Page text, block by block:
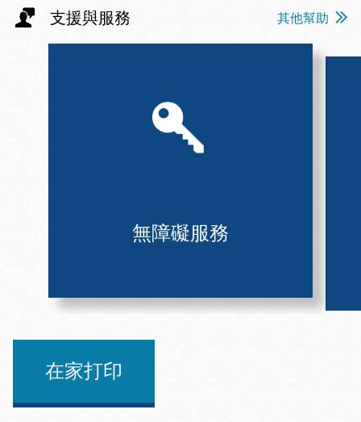
支援與服務 其他幫助
無障礙服務
在家打印